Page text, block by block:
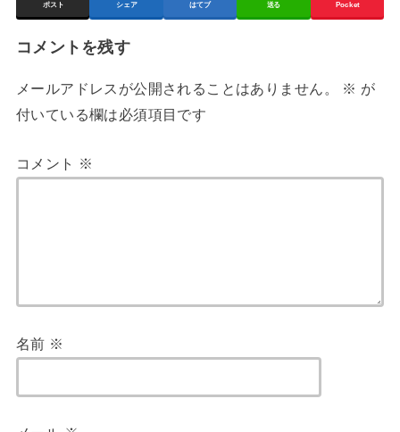
ポスト シェア はてブ 送る Pocket
コメントを残す
メールアドレスが公開されることはありません。 ※ が
付いている欄は必須項目です
コメント ※
名前 ※